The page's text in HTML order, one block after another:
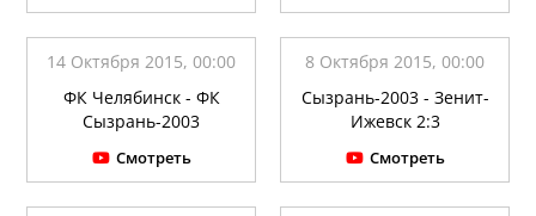
14 Октября 2015, 00:00
ФК Челябинск - ФК
Сызрань-2003
Смотреть
8 Октября 2015, 00:00
Сызрань-2003 - Зенит-
Ижевск 2:3
Смотреть